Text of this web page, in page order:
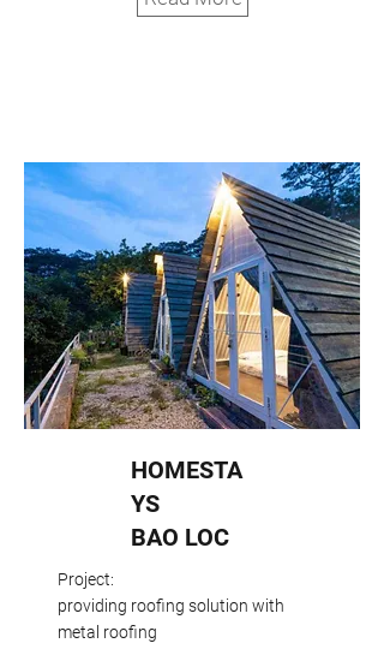
HOMESTA
YS
BAO LOC
Project:
providing roofing solution with
metal roofing